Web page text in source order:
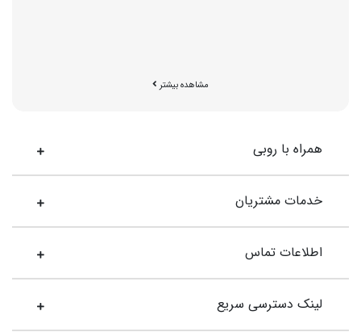
انگشتر ونکلیف
مشاهده بیشتر
همراه با روبی
خدمات مشتریان
اطلاعات تماس
لینک دسترسی سریع